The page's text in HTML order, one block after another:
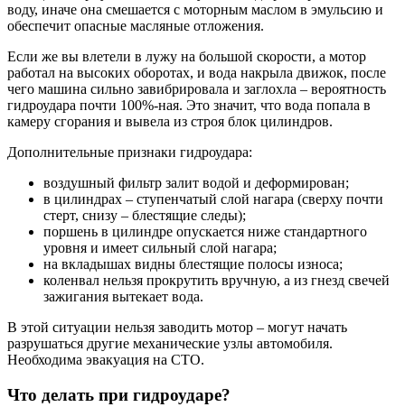
воду, иначе она смешается с моторным маслом в эмульсию и
обеспечит опасные масляные отложения.
Если же вы влетели в лужу на большой скорости, а мотор
работал на высоких оборотах, и вода накрыла движок, после
чего машина сильно завибрировала и заглохла – вероятность
гидроудара почти 100%-ная. Это значит, что вода попала в
камеру сгорания и вывела из строя блок цилиндров.
Дополнительные признаки гидроудара:
воздушный фильтр залит водой и деформирован;
в цилиндрах – ступенчатый слой нагара (сверху почти
стерт, снизу – блестящие следы);
поршень в цилиндре опускается ниже стандартного
уровня и имеет сильный слой нагара;
на вкладышах видны блестящие полосы износа;
коленвал нельзя прокрутить вручную, а из гнезд свечей
зажигания вытекает вода.
В этой ситуации нельзя заводить мотор – могут начать
разрушаться другие механические узлы автомобиля.
Необходима эвакуация на СТО.
Что делать при гидроударе?